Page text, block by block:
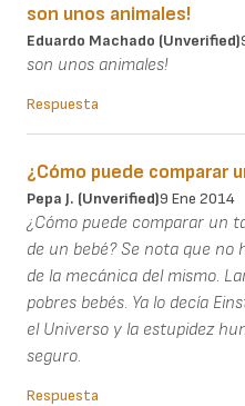
son unos animales!
Eduardo Machado (unverified)
son unos animales!
Respuesta
¿Cómo puede comparar
Pepa J. (unverified)9 Ene 2014
¿Cómo puede comparar un
de un bebé? Se nota que no
de la mecánica del mismo.
pobres bebés. Ya lo decía
el Universo y la estupidez
seguro.
Respuesta